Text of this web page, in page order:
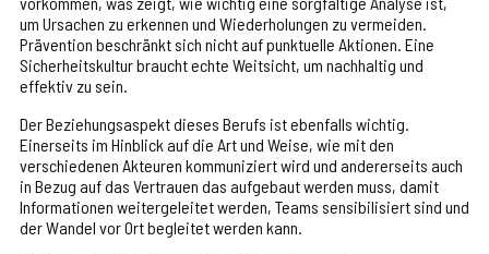
um Ursachen zu erkennen und Wiederholungen zu vermeiden.
Prävention beschränkt sich nicht auf punktuelle Aktionen. Eine
Sicherheitskultur braucht echte Weitsicht, um nachhaltig und
effektiv zu sein.
Der Beziehungsaspekt dieses Berufs ist ebenfalls wichtig.
Einerseits im Hinblick auf die Art und Weise, wie mit den
verschiedenen Akteuren kommuniziert wird und andererseits auch
in Bezug auf das Vertrauen das aufgebaut werden muss, damit
Informationen weitergeleitet werden, Teams sensibilisiert sind und
der Wandel vor Ort begleitet werden kann.